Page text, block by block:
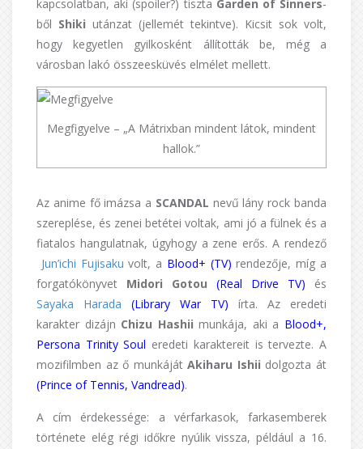
kapcsolatban, aki (spoiler?) tiszta Garden of Sinners-
ből Shiki utánzat (jellemét tekintve). Kicsit sok volt,
hogy kegyetlen gyilkosként állították be, még a
városban lakó összeesküvés elmélet mellett.
Megfigyelve – „A Mátrixban mindent látok, mindent
hallok.”
Az anime fő imázsa a SCANDAL nevű lány rock banda
szereplése, és zenei betétei voltak, ami jó a fülnek és a
fiatalos hangulatnak, úgyhogy a zene erős. A rendező
Jun’ichi Fujisaku volt, a Blood+ (TV) rendezője, míg a
forgatókönyvet Midori Gotou (Real Drive TV) és
Sayaka Harada
(Library War TV) írta. Az eredeti
karakter dizájn Chizu Hashii munkája, aki a Blood+,
Persona Trinity Soul eredeti karaktereit is tervezte. A
mozifilmben az ő munkájátAkiharu Ishii dolgozta át
(Prince of Tennis, Vandread).
A cím érdekessége: a vérfarkasok, farkasemberek
története elég régi időkre nyúlik vissza, például a 16.